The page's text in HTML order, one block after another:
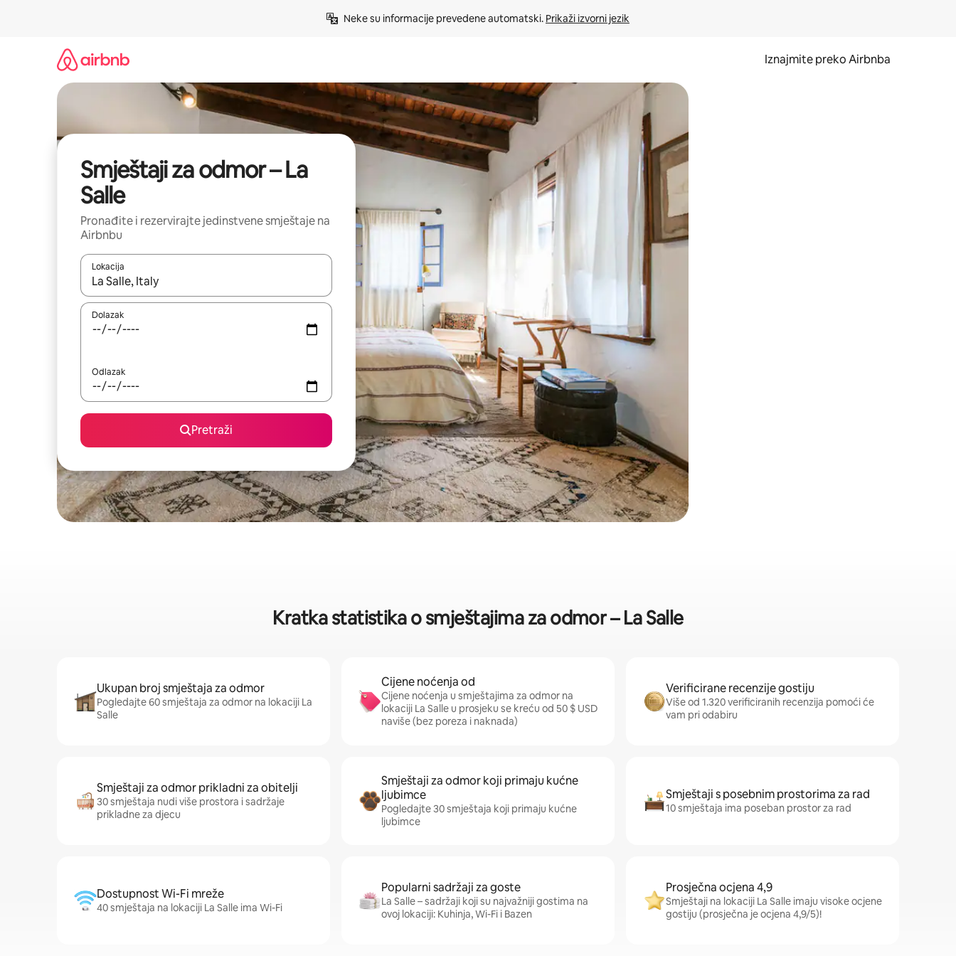
Neke su informacije prevedene automatski. Prikaži izvorni jezik
Iznajmite preko Airbnba
Smještaji za odmor – La
Salle
Pronađite i rezervirajte jedinstvene smještaje na
Airbnbu
Lokacija
Kada budu dostupni rezultati, moći ćete ih pregledati koristeći se strelicama prema gore i prema dolje, kao i dodirom ili prelaskom prstom po zaslonu.
Dolazak
Odlazak
Pretraži
Kratka statistika o smještajima za odmor – La Salle
Ukupan broj smještaja za odmor
Pogledajte 60 smještaja za odmor na lokaciji La
Salle
Cijene noćenja od
Cijene noćenja u smještajima za odmor na
lokaciji La Salle u prosjeku se kreću od 50 $ USD
naviše (bez poreza i naknada)
Verificirane recenzije gostiju
Više od 1.320 verificiranih recenzija pomoći će
vam pri odabiru
Smještaji za odmor prikladni za obitelji
30 smještaja nudi više prostora i sadržaje
prikladne za djecu
Smještaji za odmor koji primaju kućne
ljubimce
Pogledajte 30 smještaja koji primaju kućne
ljubimce
Smještaji s posebnim prostorima za rad
10 smještaja ima poseban prostor za rad
Dostupnost Wi-Fi mreže
40 smještaja na lokaciji La Salle ima Wi-Fi
Popularni sadržaji za goste
La Salle – sadržaji koji su najvažniji gostima na
ovoj lokaciji: Kuhinja, Wi-Fi i Bazen
Prosječna ocjena 4,9
Smještaji na lokaciji La Salle imaju visoke ocjene
gostiju (prosječna je ocjena 4,9/5)!